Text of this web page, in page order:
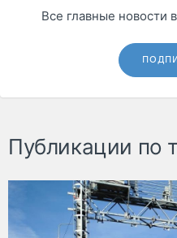
Все главные новости
Публикации по